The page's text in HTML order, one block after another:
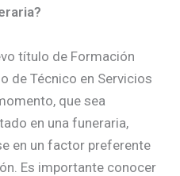
título de Formación
de Técnico en Servicios
que sea
en una funeraria,
en un factor preferente
Es importante conocer